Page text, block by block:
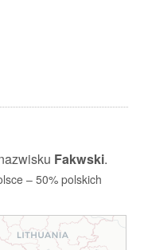
Fakwski.
– 50% polskich